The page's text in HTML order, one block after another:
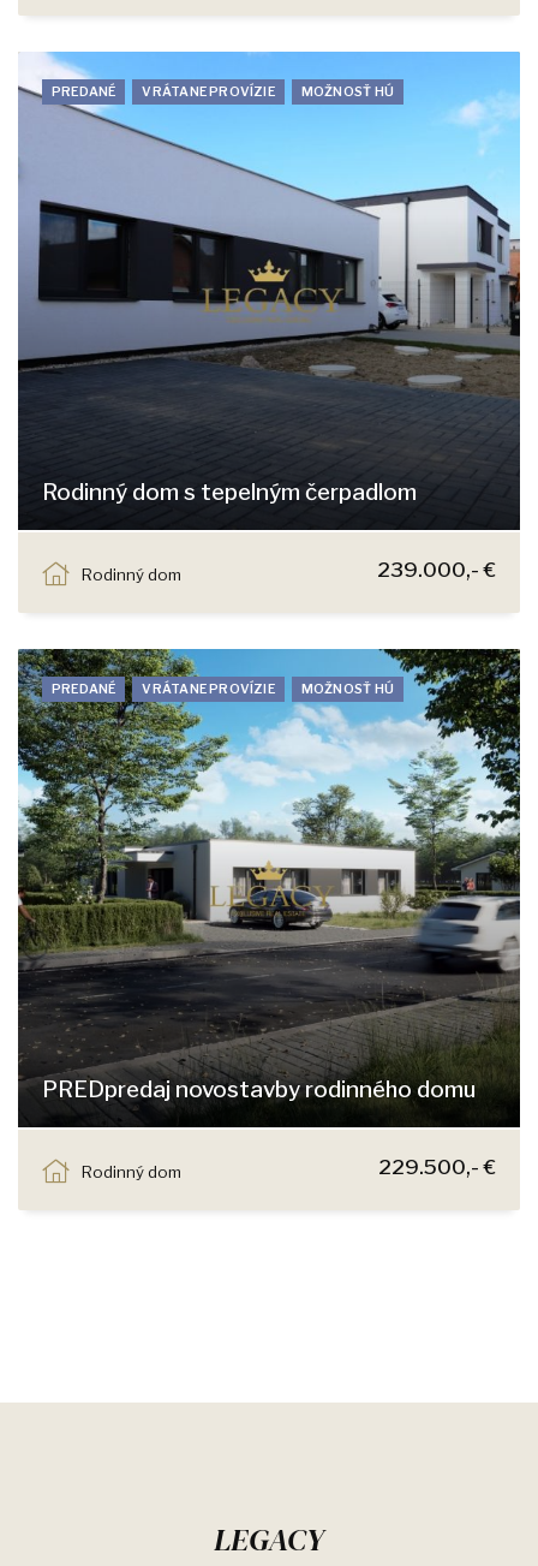
PREDANÉ VRÁTANE PROVÍZIE MOŽNOSŤ HÚ
Rodinný dom s tepelným čerpadlom
Rodinný dom
239.000,- €
PREDANÉ VRÁTANE PROVÍZIE MOŽNOSŤ HÚ
PREDpredaj novostavby rodinného domu
Rodinný dom
229.500,- €
LEGACY